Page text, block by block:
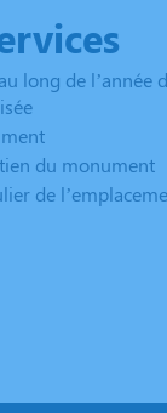
long de
du monument
de